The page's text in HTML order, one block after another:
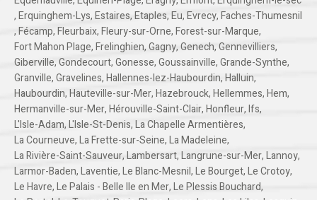
,Erquinghem-Lys,Estaires,Etaples,Eu,Evrecy,Faches-Thumesnil
,Fécamp,Fleurbaix,Fleury-sur-Orne,Forest-sur-Marque,
Fort Mahon Plage,Frelinghien,Gagny,Genech,Gennevilliers,
Giberville,Gondecourt,Gonesse,Goussainville,Grande-Synthe,
Granville,Gravelines,Hallennes-lez-Haubourdin,Halluin,
Haubourdin,Hauteville-sur-Mer,Hazebrouck,Hellemmes,Hem,
Hermanville-sur-Mer,Hérouville-Saint-Clair,Honfleur,Ifs,
L'Isle-Adam,L'Isle-St-Denis,La Chapelle Armentières,
La Courneuve,La Frette-sur-Seine,La Madeleine,
La Rivière-Saint-Sauveur,Lambersart,Langrune-sur-Mer,Lannoy,
Larmor-Baden,Laventie,Le Blanc-Mesnil,Le Bourget,Le Crotoy,
Le Havre,Le Palais - Belle Ile en Mer,Le Plessis Bouchard,